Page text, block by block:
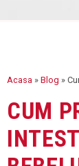
Acasa » Blog »
CUM